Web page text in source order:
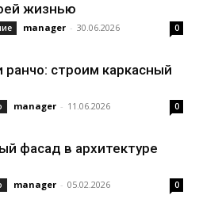
жизнью
manager - 30.06.2026 0
ранчо: строим каркасный
manager - 11.06.2026 0
фасад в архитектуре
manager - 05.02.2026 0